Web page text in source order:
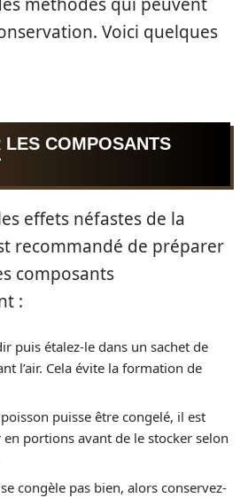
Voici quelques
LES COMPOSANTS
effets néfastes de la
recommandé de préparer
composants
:
puis étalez-le dans un sachet de
l’air. Cela évite la formation de
puisse être congelé, il est
portions avant de le stocker selon
congèle pas bien, alors conservez-